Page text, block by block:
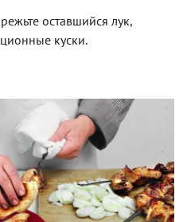
оставшийся лук,
куски.